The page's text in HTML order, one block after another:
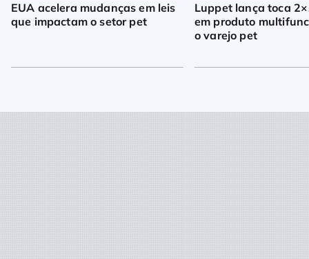
EUA acelera mudanças em leis
que impactam o setor pet
Luppet lança toca
em produto
o varejo pet